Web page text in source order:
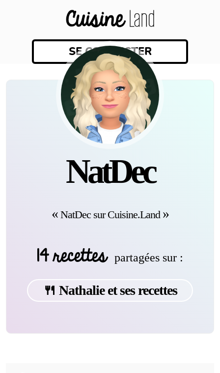
SE CONNECTER
NatDec
NatDec sur Cuisine.Land
14 recettes partagées sur :
🍴 Nathalie et ses recettes